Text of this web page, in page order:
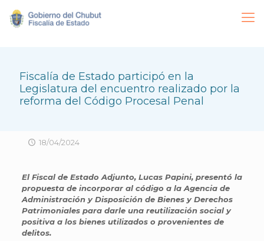
Fiscalía de Estado participó en la
Legislatura del encuentro realizado por la
reforma del Código Procesal Penal
18/04/2024
El Fiscal de Estado Adjunto, Lucas Papini, presentó la
propuesta de incorporar al código a la Agencia de
Administración y Disposición de Bienes y Derechos
Patrimoniales para darle una reutilización social y
positiva a los bienes utilizados o provenientes de
delitos.